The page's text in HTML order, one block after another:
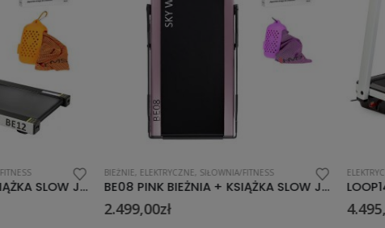
,ELEKTRYCZNE SIŁOWNIA/FITNESS
BE08 PINK BIEŻNIA + KSIĄŻKA SLOW JOGGING + RC1206 PURPLE RĘCZNIK HMS
ELEKTRYCZNE
LOOP14 BIEŻNIA